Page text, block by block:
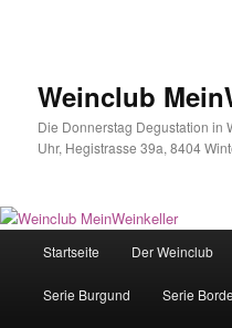
Weinclub
Die Donnerstag Degustation in
Uhr, Hegistrasse 39a, 8404
Startseite Der Weinclub
Serie Burgund Serie